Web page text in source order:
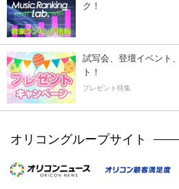
ク！
試写会、登壇イベント
ト！
プレゼント特集
オリコングループサイト